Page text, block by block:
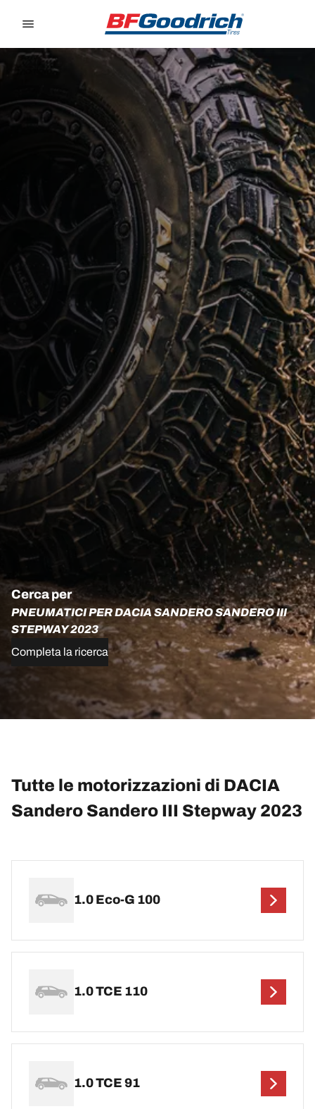
Cerca per
PNEUMATICI PER DACIA SANDERO SANDERO III
STEPWAY 2023
Completa la ricerca
Tutte le motorizzazioni di DACIA
Sandero Sandero III Stepway 2023
1.0 Eco-G 100
1.0 TCE 110
1.0 TCE 91